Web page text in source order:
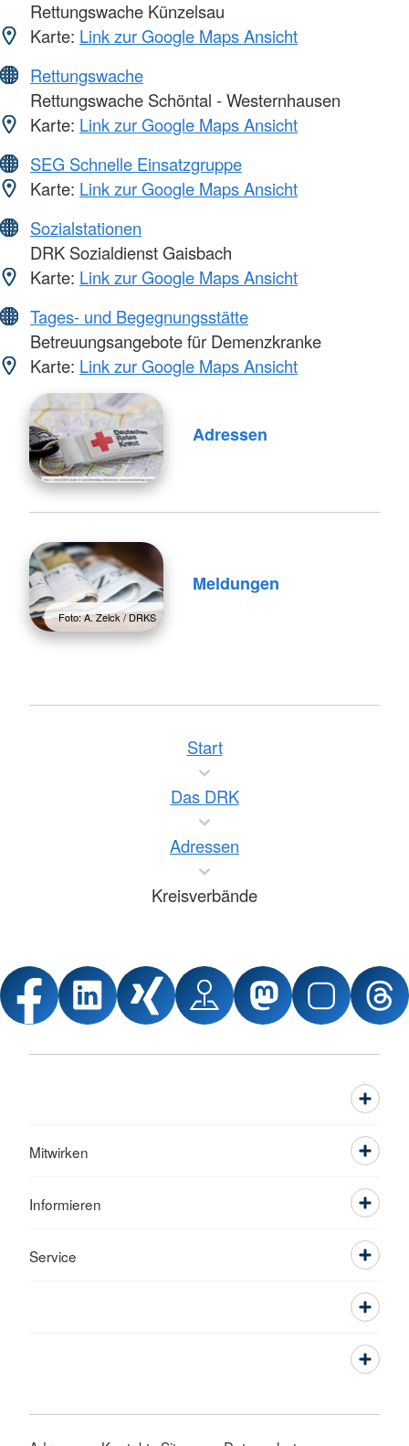
Rettungswache Künzelsau
Karte: Link zur Google Maps Ansicht
Rettungswache
Rettungswache Schöntal - Westernhausen
Karte: Link zur Google Maps Ansicht
SEG Schnelle Einsatzgruppe
Karte: Link zur Google Maps Ansicht
Sozialstationen
DRK Sozialdienst Gaisbach
Karte: Link zur Google Maps Ansicht
Tages- und Begegnungsstätte
Betreuungsangebote für Demenzkranke
Karte: Link zur Google Maps Ansicht
Adressen
Foto: A. Zelck / DRKS
Meldungen
Start
Das DRK
Adressen
Kreisverbände
Mitwirken
Informieren
Service